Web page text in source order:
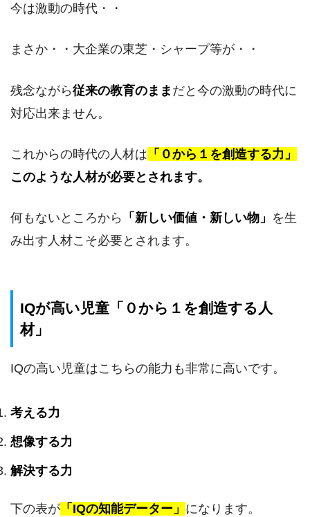
今は激動の時代・・
まさか・・大企業の東芝・シャープ等が・・
残念ながら従来の教育のまま だと今の激動の時代に
対応出来ません。
これからの時代の人材は 「０から１を創造する力」
このような人材が必要とされます。
何もないところから 「新しい価値・新しい物」 を生
み出す人材こそ必要とされます。
IQが高い児童「０から１を創造する人
材」
IQの高い児童はこちらの能力も非常に高いです。
考える力
想像する力
解決する力
下の表が 「IQの知能データー」 になります。